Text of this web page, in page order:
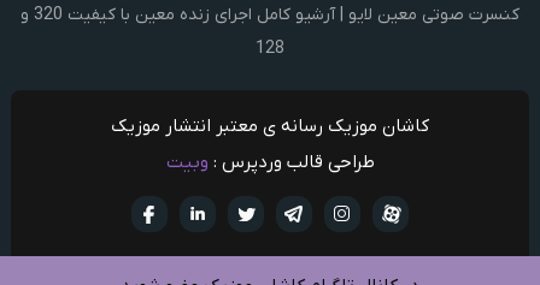
کنسرت صوتی معین لایو | آرشیو کامل اجرای زنده معین با کیفیت 320 و
128
کاشان موزیک رسانه ی معتبر انتشار موزیک
طراحی قالب وردپرس : وبیت
تويتر تلگرام
اینستاگرام آپارات